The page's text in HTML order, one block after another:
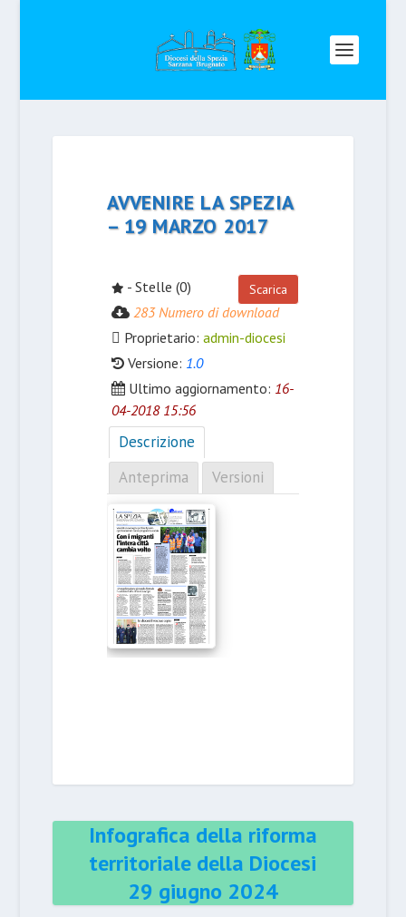
AVVENIRE LA SPEZIA
– 19 MARZO 2017
Scarica
- Stelle (0)
283 Numero di download
Proprietario: admin-diocesi
Versione: 1.0
Ultimo aggiornamento: 16-
04-2018 15:56
Descrizione
Anteprima
Versioni
Infografica della riforma
territoriale della Diocesi
29 giugno 2024